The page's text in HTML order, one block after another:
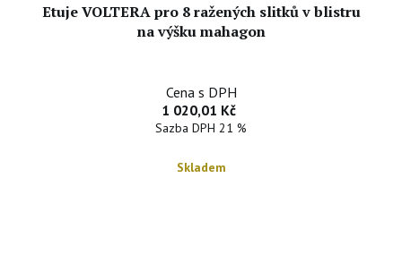
Etuje VOLTERA pro 8 ražených slitků v blistru
na výšku mahagon
Cena s DPH
1 020,01 Kč
Sazba DPH 21 %
Skladem